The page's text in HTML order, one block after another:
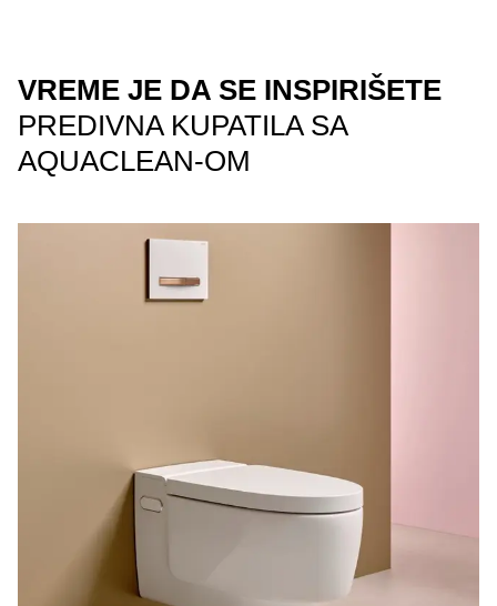
VREME JE DA SE INSPIRIŠETE
PREDIVNA KUPATILA SA
AQUACLEAN-OM